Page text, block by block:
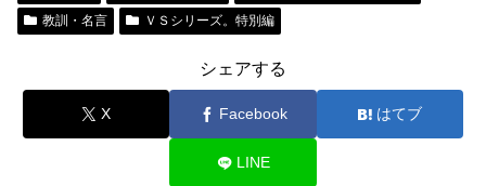
教訓・名言
ＶＳシリーズ。特別編
シェアする
X Facebook はてブ
LINE